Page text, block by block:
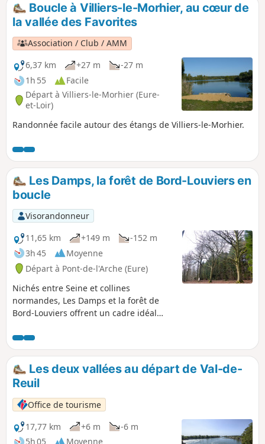
Boucle à Villiers-le-Morhier, au cœur de
la vallée des Favorites
Association / Club / AMM
6,37 km
+27 m
-27 m
1h 55
Facile
Départ à Villiers-le-Morhier (Eure-
et-Loir)
Randonnée facile autour des étangs de Villiers-le-Morhier.
Les Damps, la forêt de Bord-Louviers en
boucle
Visorandonneur
11,65 km
+149 m
-152 m
3h 45
Moyenne
Départ à Pont-de-l'Arche (Eure)
Nichés entre Seine et collines
normandes, Les Damps et la forêt de
Bord-Louviers offrent un cadre idéal
chemins boisés, points de vue paisibles
et ambiance forestière, ce parcours
invite à la détente et à la découverte
d’un patrimoine naturel préservé. Une
balade parfaite pour s’évader et profiter
du calme de la région.
Les deux vallées au départ de Val-de-
Reuil
Office de tourisme
17,77 km
+6 m
-6 m
5h 05
Moyenne